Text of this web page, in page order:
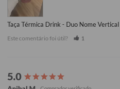
Taça Térmica Drink - Duo Nome Vertical
Este comentário foi útil? 1